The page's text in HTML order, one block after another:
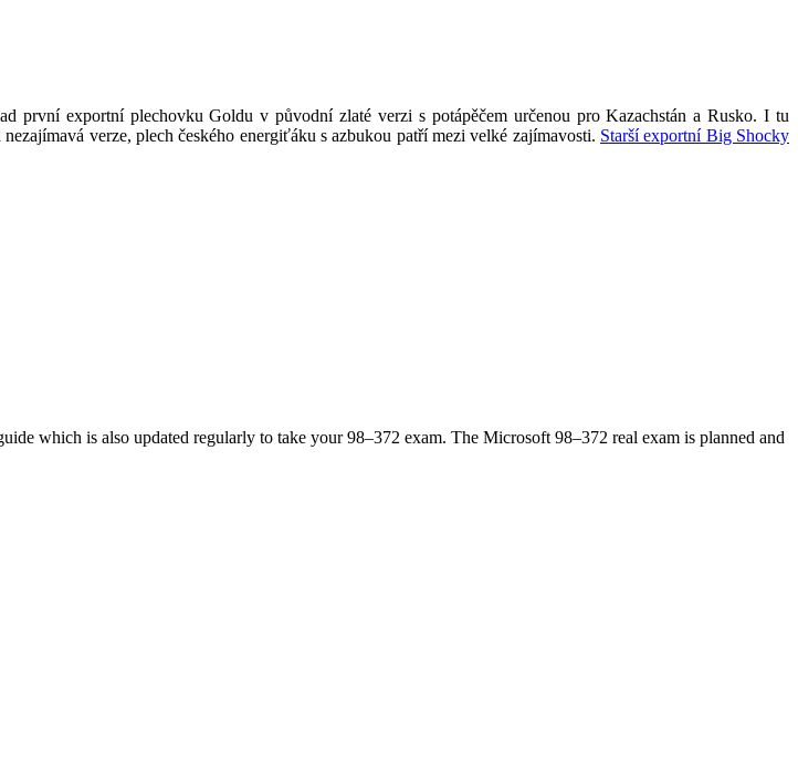
první exportní plechovku Goldu v původní zlaté verzi s potápěčem určenou pro Kazachstán a Rusko. I tu
verze, plech českého energiťáku s azbukou patří mezi velké zajímavosti. Starší exportní Big Shocky
which is also updated regularly to take your 98–372 exam. The Microsoft 98–372 real exam is planned and